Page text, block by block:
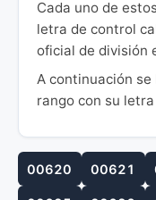
Cada uno de
letra de control
oficial de división
A continuación
rango con su
00620 00621